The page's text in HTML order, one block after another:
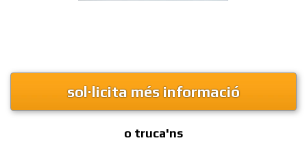
sol·licita més informació
o truca'ns